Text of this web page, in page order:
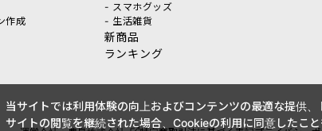
作成
- スマホグッズ
- 生活雑貨
新商品
ランキング
当サイトでは利用体験の向上およびコンテンツの最適な提供
サイトの閲覧を継続された場合、Cookieの利用に同意したこと